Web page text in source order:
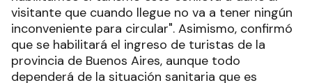
visitante que cuando llegue no va a tener ningún
inconveniente para circular". Asimismo, confirmó
que se habilitará el ingreso de turistas de la
provincia de Buenos Aires, aunque todo
dependerá de la situación sanitaria que es